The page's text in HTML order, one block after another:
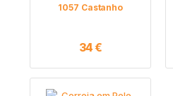
1057 Castanho
34€